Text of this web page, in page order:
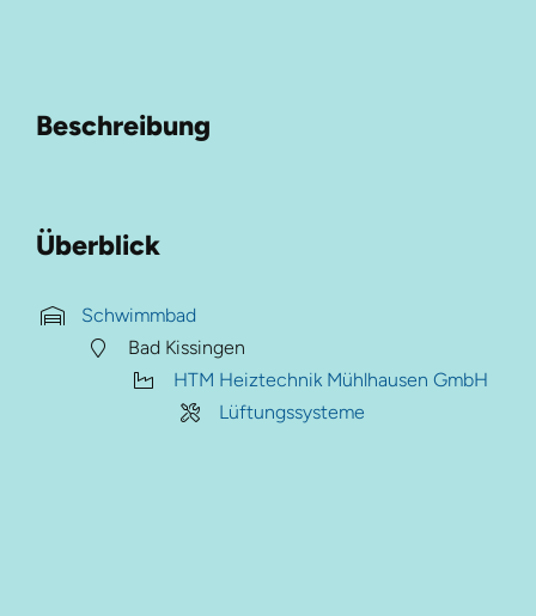
Beschreibung
Überblick
Schwimmbad
Bad Kissingen
HTM Heiztechnik Mühlhausen GmbH
Lüftungssysteme